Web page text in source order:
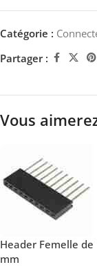
Catégorie :
Partager :
Vous
Header Femelle de
mm